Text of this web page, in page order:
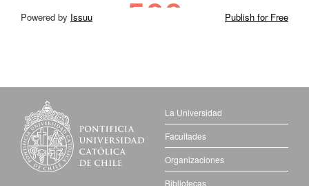
Powered by Issuu Publish for Free
La Universidad
Facultades
Organizaciones
Bibliotecas